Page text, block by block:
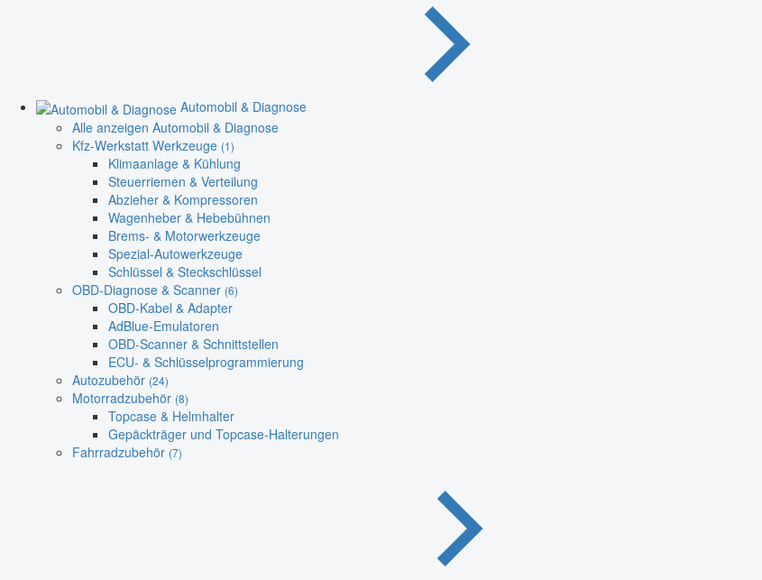
Automobil & Diagnose
Alle anzeigen Automobil & Diagnose
Kfz-Werkstatt Werkzeuge (1)
Klimaanlage & Kühlung
Steuerriemen & Verteilung
Abzieher & Kompressoren
Wagenheber & Hebebühnen
Brems- & Motorwerkzeuge
Spezial-Autowerkzeuge
Schlüssel & Steckschlüssel
OBD-Diagnose & Scanner (6)
OBD-Kabel & Adapter
AdBlue-Emulatoren
OBD-Scanner & Schnittstellen
ECU- & Schlüsselprogrammierung
Autozubehör (24)
Motorradzubehör (8)
Topcase & Helmhalter
Gepäckträger und Topcase-Halterungen
Fahrradzubehör (7)